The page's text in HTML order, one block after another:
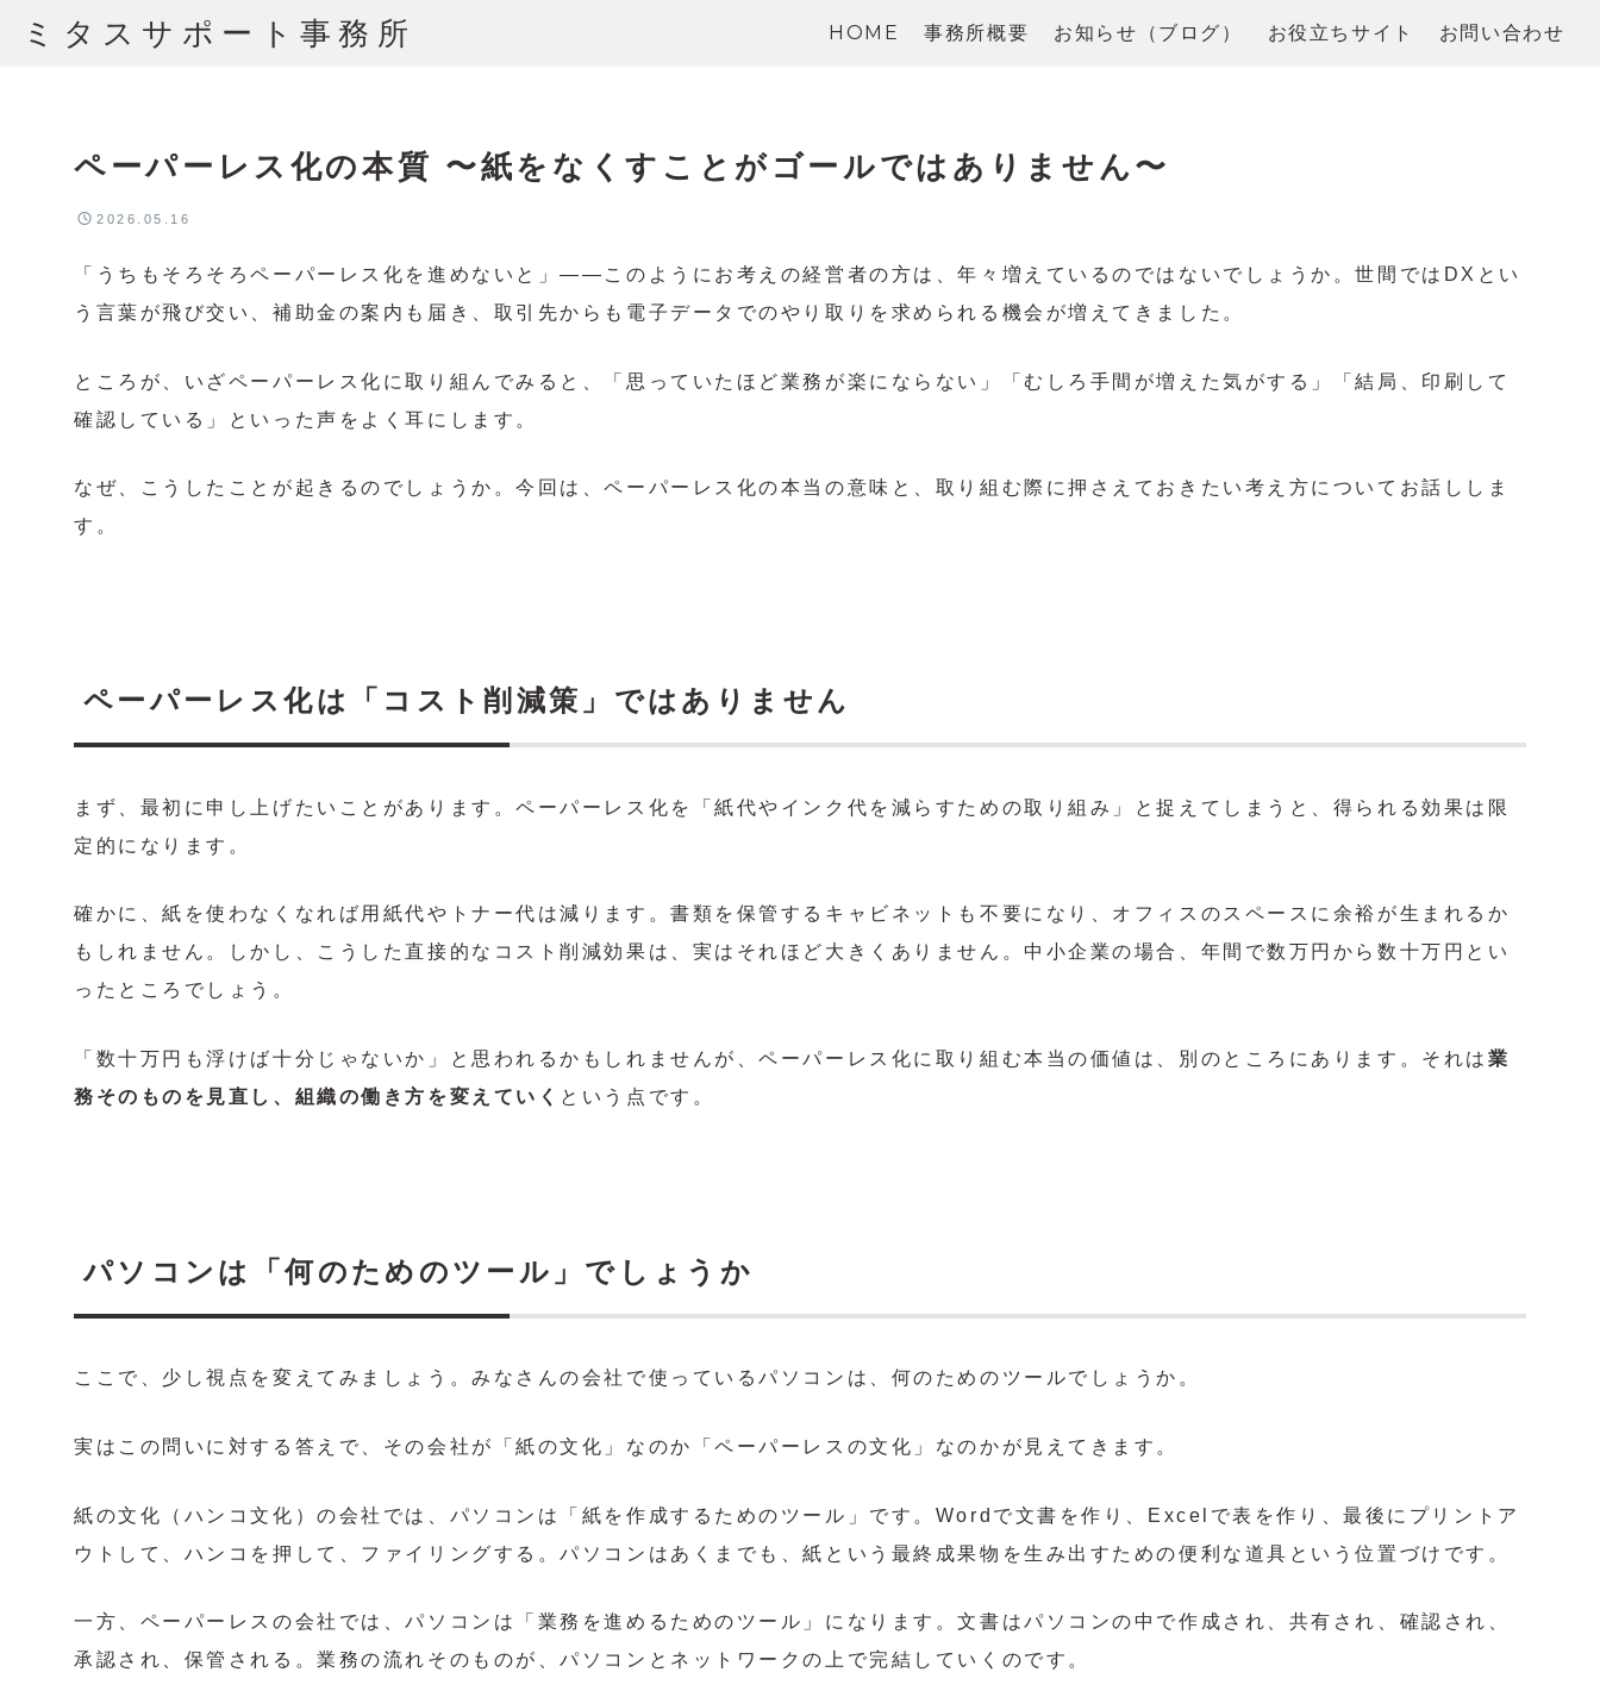
ミタスサポート事務所 HOME 事務所概要 お知らせ（ブログ） お役立ちサイト お問い合わせ
ペーパーレス化の本質 〜紙をなくすことがゴールではありません〜
2026.05.16
「うちもそろそろペーパーレス化を進めないと」――このようにお考えの経営者の方は、年々増えているのではないでしょうか。世間ではDXとい
う言葉が飛び交い、補助金の案内も届き、取引先からも電子データでのやり取りを求められる機会が増えてきました。
ところが、いざペーパーレス化に取り組んでみると、「思っていたほど業務が楽にならない」「むしろ手間が増えた気がする」「結局、印刷して
確認している」といった声をよく耳にします。
なぜ、こうしたことが起きるのでしょうか。今回は、ペーパーレス化の本当の意味と、取り組む際に押さえておきたい考え方についてお話ししま
す。
ペーパーレス化は「コスト削減策」ではありません
まず、最初に申し上げたいことがあります。ペーパーレス化を「紙代やインク代を減らすための取り組み」と捉えてしまうと、得られる効果は限
定的になります。
確かに、紙を使わなくなれば用紙代やトナー代は減ります。書類を保管するキャビネットも不要になり、オフィスのスペースに余裕が生まれるか
もしれません。しかし、こうした直接的なコスト削減効果は、実はそれほど大きくありません。中小企業の場合、年間で数万円から数十万円とい
ったところでしょう。
「数十万円も浮けば十分じゃないか」と思われるかもしれませんが、ペーパーレス化に取り組む本当の価値は、別のところにあります。それは 業
務そのものを見直し、組織の働き方を変えていく という点です。
パソコンは「何のためのツール」でしょうか
ここで、少し視点を変えてみましょう。みなさんの会社で使っているパソコンは、何のためのツールでしょうか。
実はこの問いに対する答えで、その会社が「紙の文化」なのか「ペーパーレスの文化」なのかが見えてきます。
紙の文化（ハンコ文化）の会社では、パソコンは「紙を作成するためのツール」です。Wordで文書を作り、Excelで表を作り、最後にプリントア
ウトして、ハンコを押して、ファイリングする。パソコンはあくまでも、紙という最終成果物を生み出すための便利な道具という位置づけです。
一方、ペーパーレスの会社では、パソコンは「業務を進めるためのツール」になります。文書はパソコンの中で作成され、共有され、確認され、
承認され、保管される。業務の流れそのものが、パソコンとネットワークの上で完結していくのです。